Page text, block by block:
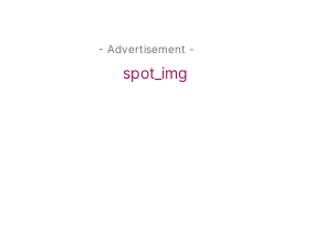
- Advertisement -